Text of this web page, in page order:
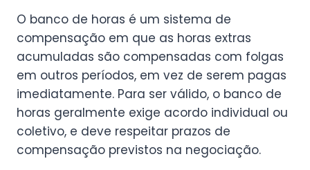
O banco de horas é um sistema de
compensação em que as horas extras
acumuladas são compensadas com folgas
em outros períodos, em vez de serem pagas
imediatamente. Para ser válido, o banco de
horas geralmente exige acordo individual ou
coletivo, e deve respeitar prazos de
compensação previstos na negociação.